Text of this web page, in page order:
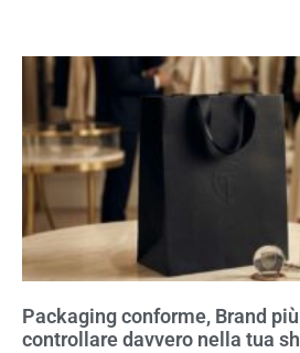
Packaging conforme, Brand
controllare davvero nella tua